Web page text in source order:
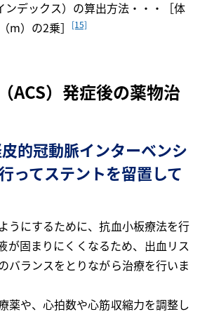
デックス）の算出方法・・・［体
）の2乗］
[15]
ACS）発症後の薬物治
的冠動脈インターベンシ
ってステントを留置して
うにするために、抗血小板療法を行
が固まりにくくなるため、出血リス
バランスをとりながら治療を行いま
薬や、心拍数や心筋収縮力を調整し